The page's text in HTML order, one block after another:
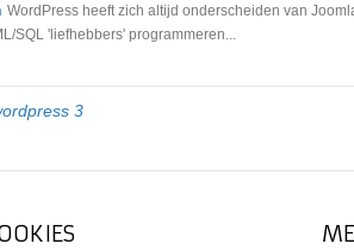
WordPress heeft zich altijd onderscheiden van
SQL 'liefhebbers' programmeren...
3